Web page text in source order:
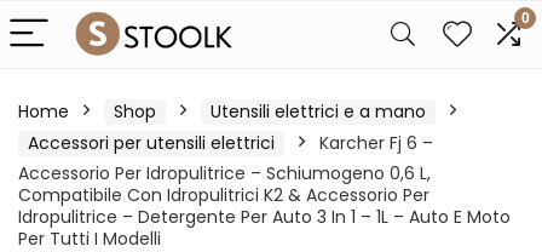
0
Home Shop
Utensili elettrici e a mano
Accessori per utensili elettrici
Karcher Fj 6 –
Accessorio Per Idropulitrice – Schiumogeno 0,6 L,
Compatibile Con Idropulitrici K2 & Accessorio Per
Idropulitrice – Detergente Per Auto 3 In 1 – 1L – Auto E Moto
Per Tutti I Modelli